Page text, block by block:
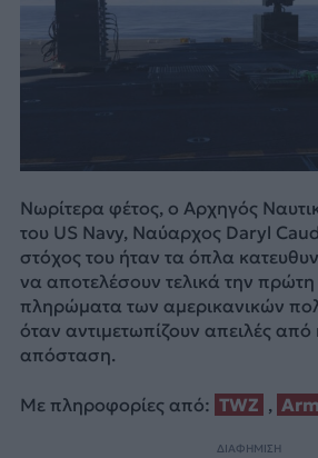
Νωρίτερα φέτος, ο Αρχηγός
του US Navy, Ναύαρχος Daryl
στόχος του ήταν τα όπλα
να αποτελέσουν τελικά την πρώτη
πληρώματα των αμερικανικών
όταν αντιμετωπίζουν απειλές από
απόσταση.
Με πληροφορίες από: TWZ ,
ΔΙΑΦΗΜΙΣΗ